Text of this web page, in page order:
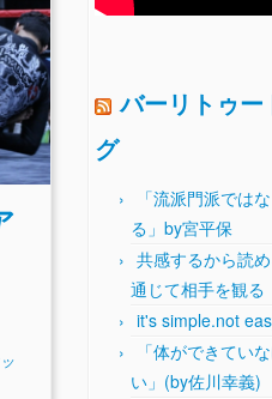
バーリトゥー
グ
「流派門派では
る」by宮平保
共感するから読
通じて相手を観る
it's simple.not
「体ができてい
い」(by佐川幸義)